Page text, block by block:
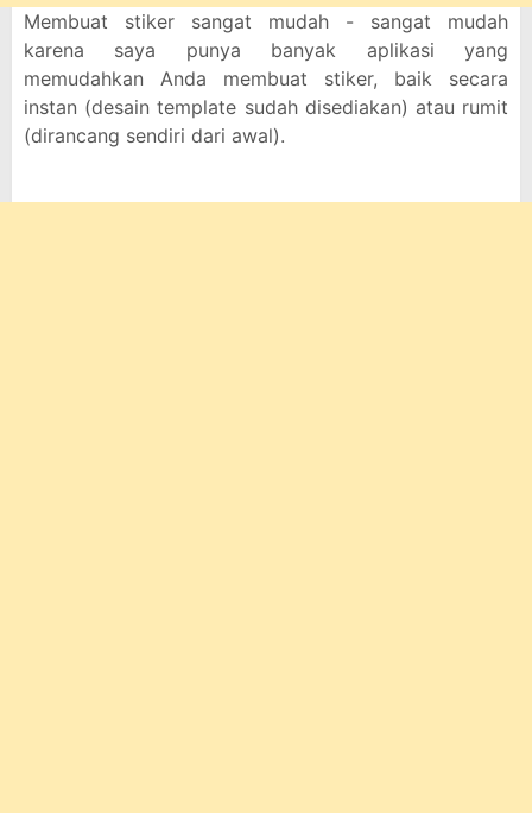
Membuat stiker sangat mudah - sangat mudah
karena saya punya banyak aplikasi yang
memudahkan Anda membuat stiker, baik secara
instan (desain template sudah disediakan) atau rumit
(dirancang sendiri dari awal).